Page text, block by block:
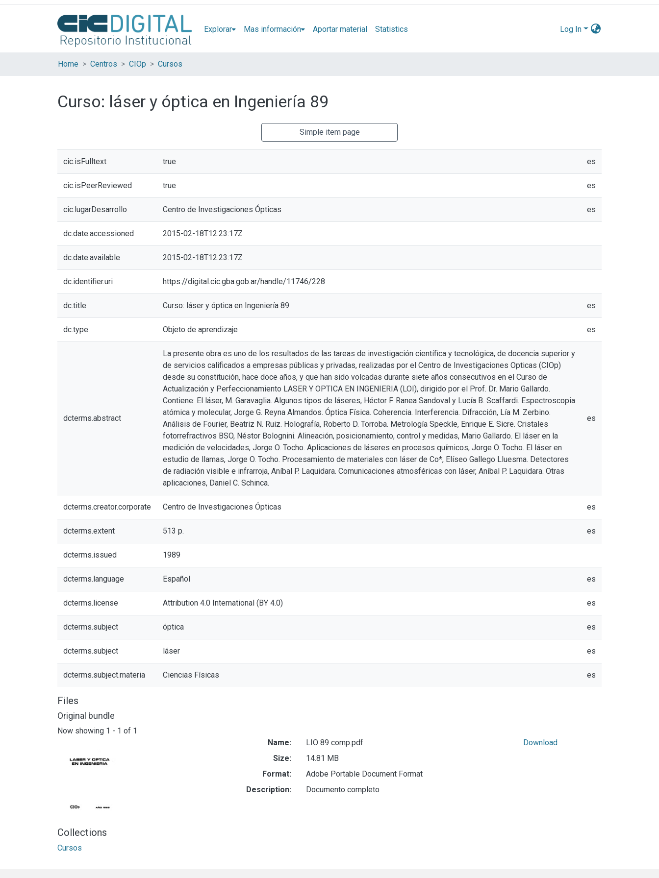
Explorar Mas información Aportar material Statistics Log In
Home Centros CIOp Cursos
Curso: láser y óptica en Ingeniería 89
Simple item page
cic.isFulltext true es
cic.isPeerReviewed true es
cic.lugarDesarrollo Centro de Investigaciones Ópticas es
dc.date.accessioned 2015-02-18T12:23:17Z
dc.date.available 2015-02-18T12:23:17Z
dc.identifier.uri https://digital.cic.gba.gob.ar/handle/11746/228
dc.title Curso: láser y óptica en Ingeniería 89 es
dc.type Objeto de aprendizaje es
dcterms.abstract
La presente obra es uno de los resultados de las tareas de investigación científica y tecnológica, de docencia superior y
de servicios calificados a empresas públicas y privadas, realizadas por el Centro de Investigaciones Opticas (CIOp)
desde su constitución, hace doce años, y que han sido volcadas durante siete años consecutivos en el Curso de
Actualización y Perfeccionamiento LASER Y OPTICA EN INGENIERIA (LOI), dirigido por el Prof. Dr. Mario Gallardo.
Contiene: El láser, M. Garavaglia. Algunos tipos de láseres, Héctor F. Ranea Sandoval y Lucía B. Scaffardi. Espectroscopia
atómica y molecular, Jorge G. Reyna Almandos. Óptica Física. Coherencia. Interferencia. Difracción, Lía M. Zerbino.
Análisis de Fourier, Beatriz N. Ruiz. Holografía, Roberto D. Torroba. Metrología Speckle, Enrique E. Sicre. Cristales
fotorrefractivos BSO, Néstor Bolognini. Alineación, posicionamiento, control y medidas, Mario Gallardo. El láser en la
medición de velocidades, Jorge O. Tocho. Aplicaciones de láseres en procesos químicos, Jorge O. Tocho. El láser en
estudio de llamas, Jorge O. Tocho. Procesamiento de materiales con láser de Co*, Elíseo Gallego Lluesma. Detectores
de radiación visible e infrarroja, Aníbal P. Laquidara. Comunicaciones atmosféricas con láser, Aníbal P. Laquidara. Otras
aplicaciones, Daniel C. Schinca.
es
dcterms.creator.corporate Centro de Investigaciones Ópticas es
dcterms.extent 513 p. es
dcterms.issued 1989
dcterms.language Español es
dcterms.license Attribution 4.0 International (BY 4.0) es
dcterms.subject óptica es
dcterms.subject láser es
dcterms.subject.materia Ciencias Físicas es
Files
Original bundle
Now showing 1 - 1 of 1
Name:
LIO 89 comp.pdf
Size:
14.81 MB
Format:
Adobe Portable Document Format
Description:
Documento completo
Download
Collections
Cursos